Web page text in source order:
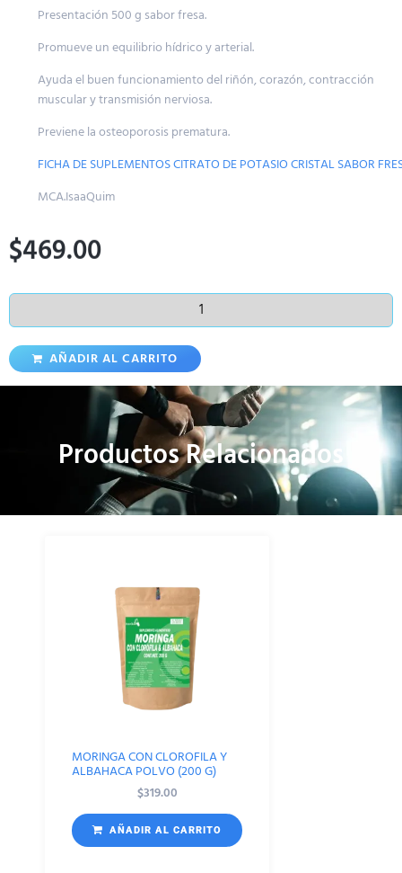
Presentación 500 g sabor fresa.
Promueve un equilibrio hídrico y arterial.
Ayuda el buen funcionamiento del riñón, corazón, contracción
muscular y transmisión nerviosa.
Previene la osteoporosis prematura.
FICHA DE SUPLEMENTOS CITRATO DE POTASIO CRISTAL SABOR FRESA
MCA.IsaaQuim
$469.00
AÑADIR AL CARRITO
Productos Relacionados
MORINGA CON CLOROFILA Y
ALBAHACA POLVO (200 G)
$319.00
AÑADIR AL CARRITO